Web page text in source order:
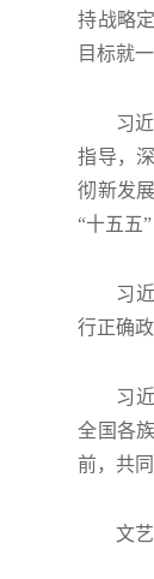
持战略
目标就
习
指导，
彻新发
“十五五
习
行正确
习
全国各
前，共
文